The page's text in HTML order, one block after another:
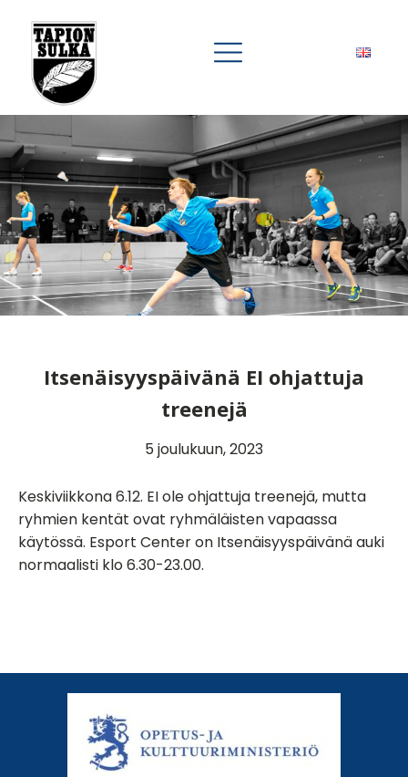
Itsenäisyyspäivänä EI ohjattuja
treenejä
5 joulukuun, 2023
Keskiviikkona 6.12. EI ole ohjattuja treenejä, mutta
ryhmien kentät ovat ryhmäläisten vapaassa
käytössä. Esport Center on Itsenäisyyspäivänä auki
normaalisti klo 6.30-23.00.